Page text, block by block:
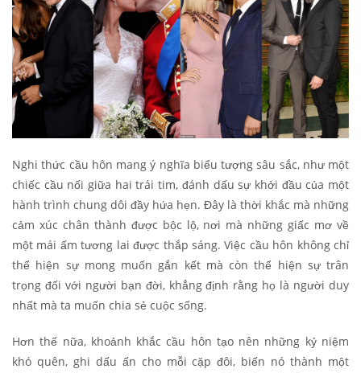
Nghi thức cầu hôn mang ý nghĩa biểu tượng sâu sắc, như một
chiếc cầu nối giữa hai trái tim, đánh dấu sự khởi đầu của một
hành trình chung dôi đầy hứa hẹn. Đây là thời khắc mà những
cảm xúc chân thành được bộc lộ, nơi mà những giấc mơ về
một mái ấm tương lai được thắp sáng. Việc cầu hôn không chỉ
thể hiện sự mong muốn gắn kết mà còn thể hiện sự trân
trọng đối với người bạn đời, khẳng định rằng họ là người duy
nhất mà ta muốn chia sẻ cuộc sống.
Hơn thế nữa, khoảnh khắc cầu hôn tạo nên những kỷ niệm
khó quên, ghi dấu ấn cho mỗi cặp đôi, biến nó thành một